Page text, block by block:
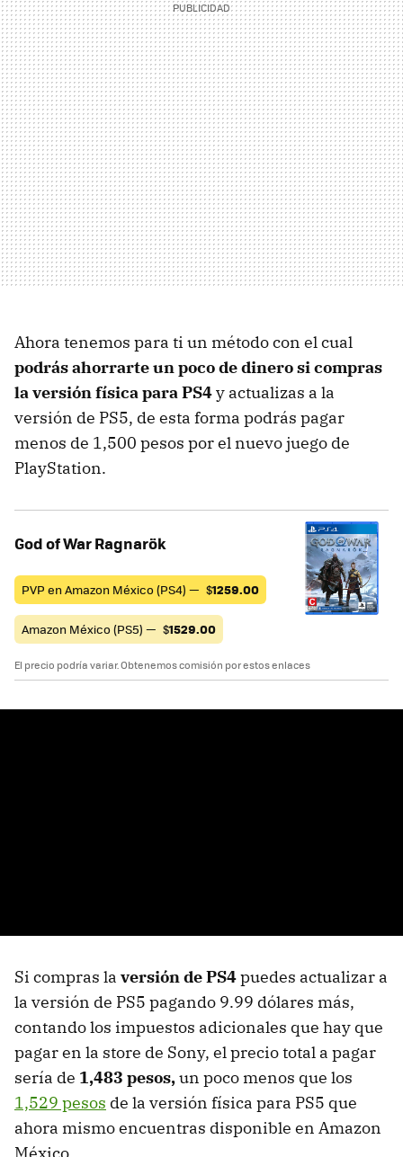
Ahora tenemos para ti un método con el cual
podrás ahorrarte un poco de dinero si compras
la versión física para PS4y actualizas a la
versión de PS5, de esta forma podrás pagar
menos de 1,500 pesos por el nuevo juego de
PlayStation.
God of War Ragnarök
PVP en Amazon México (PS4) — $1259.00
Amazon México (PS5) — $1529.00
El precio podría variar. Obtenemos comisión por estos enlaces
Si compras la versión de PS4puedes actualizar a
la versión de PS5 pagando 9.99 dólares más,
contando los impuestos adicionales que hay que
pagar en la store de Sony, el precio total a pagar
sería de 1,483 pesos,un poco menos que los
1,529 pesos de la versión física para PS5 que
ahora mismo encuentras disponible en Amazon
México.